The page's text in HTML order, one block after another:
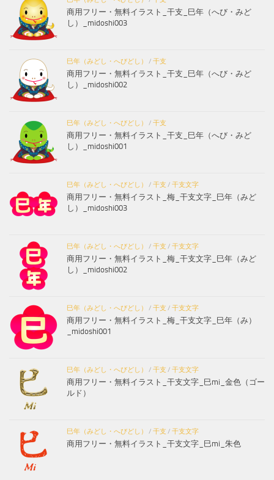
商用フリー・無料イラスト_干支_巳年（へび・みど
し）_midoshi003
巳年（みどし・へびどし） / 干支
商用フリー・無料イラスト_干支_巳年（へび・みど
し）_midoshi002
巳年（みどし・へびどし） / 干支
商用フリー・無料イラスト_干支_巳年（へび・みど
し）_midoshi001
巳年（みどし・へびどし） / 干支 / 干支文字
商用フリー・無料イラスト_梅_干支文字_巳年（みど
し）_midoshi003
巳年（みどし・へびどし） / 干支 / 干支文字
商用フリー・無料イラスト_梅_干支文字_巳年（みど
し）_midoshi002
巳年（みどし・へびどし） / 干支 / 干支文字
商用フリー・無料イラスト_梅_干支文字_巳年（み）
_midoshi001
巳年（みどし・へびどし） / 干支 / 干支文字
商用フリー・無料イラスト_干支文字_巳mi_金色（ゴー
ルド）
巳年（みどし・へびどし） / 干支 / 干支文字
商用フリー・無料イラスト_干支文字_巳mi_朱色